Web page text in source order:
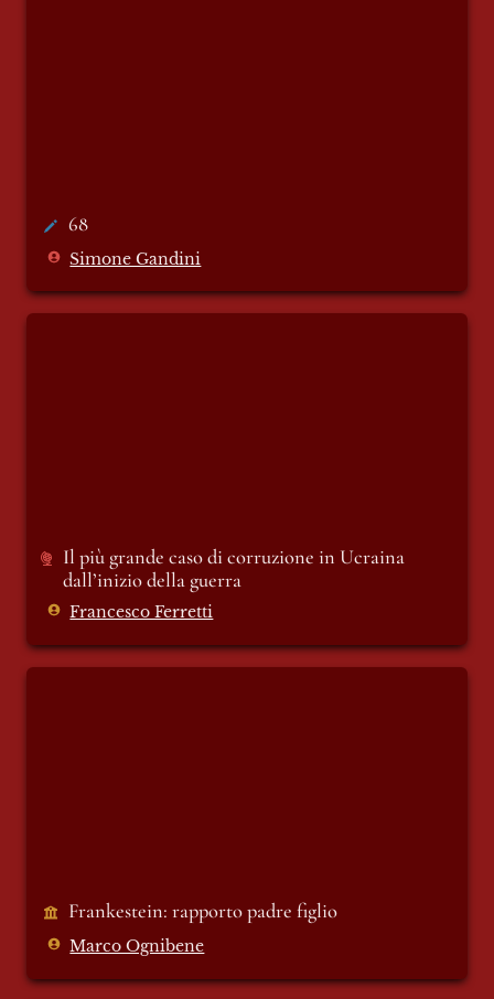
68
Simone Gandini
Il più grande caso di corruzione in Ucraina
dall’inizio della guerra
Francesco Ferretti
Frankestein: rapporto padre figlio
Marco Ognibene